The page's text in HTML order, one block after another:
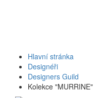
Hlavní stránka
Designéři
Designers Guild
Kolekce "MURRINE"